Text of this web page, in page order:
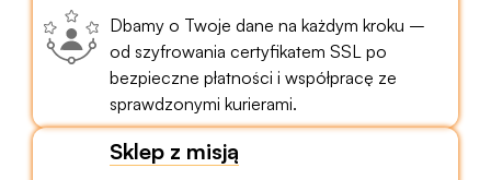
Dbamy o Twoje dane na każdym kroku –
od szyfrowania certyfikatem SSL po
bezpieczne płatności i współpracę ze
sprawdzonymi kurierami.
Sklep z misją